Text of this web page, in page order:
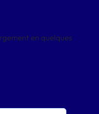
en quelques